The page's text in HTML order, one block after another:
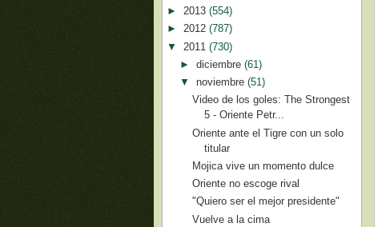
► 2013 (554)
► 2012 (787)
▼ 2011 (730)
► diciembre (61)
▼ noviembre (51)
Video de los goles: The Strongest
5 - Oriente Petr...
Oriente ante el Tigre con un solo
titular
Mojica vive un momento dulce
Oriente no escoge rival
"Quiero ser el mejor presidente"
Vuelve a la cima